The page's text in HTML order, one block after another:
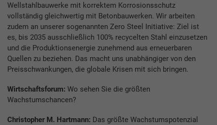
Wellstahlbauwerke mit korrektem Korrosionsschutz
vollständig gleichwertig mit Betonbauwerken. Wir arbeiten
zudem an unserer sogenannten Zero Steel Initiative: Ziel ist
es, bis 2035 ausschließlich 100% recycelten Stahl einzusetzen
und die Produktionsenergie zunehmend aus erneuerbaren
Quellen zu beziehen. Das macht uns unabhängiger von den
Preisschwankungen, die globale Krisen mit sich bringen.
Wirtschaftsforum: Wo sehen Sie die größten
Wachstumschancen?
Christopher M. Hartmann: Das größte Wachstumspotenzial